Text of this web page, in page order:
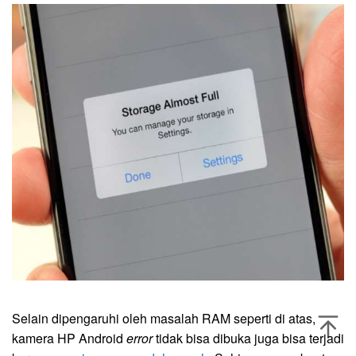
Selain dipengaruhi oleh masalah RAM seperti di atas,
kamera HP Android errortidak bisa dibuka juga bisa terjadi